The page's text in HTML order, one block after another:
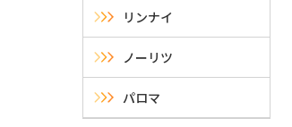
リンナイ
ノーリツ
パロマ